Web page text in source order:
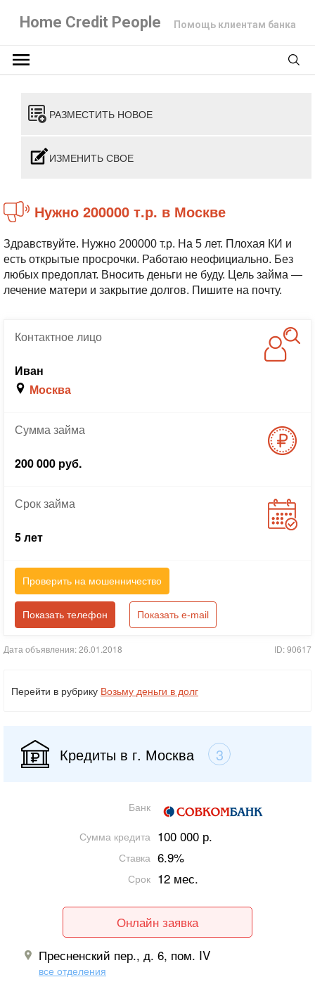
Home Credit People Помощь клиентам банка
РАЗМЕСТИТЬ НОВОЕ
ИЗМЕНИТЬ СВОЕ
Нужно 200000 т.р. в Москве
Здравствуйте. Нужно 200000 т.р. На 5 лет. Плохая КИ и
есть открытые просрочки. Работаю неофициально. Без
любых предоплат. Вносить деньги не буду. Цель займа —
лечение матери и закрытие долгов. Пишите на почту.
Контактноелицо
Иван
Москва
Суммазайма
200 000 руб.
Срокзайма
5 лет
Проверить на мошенничество
Показать телефон Показать e-mail
Дата объявления: 26.01.2018 ID: 90617
Перейти в рубрику Возьму деньги в долг
Кредиты в г. Москва 3
Банк
Сумма кредита 100 000 р.
Ставка 6.9%
Срок 12 мес.
Онлайн заявка
Пресненский пер., д. 6, пом. IV
все отделения